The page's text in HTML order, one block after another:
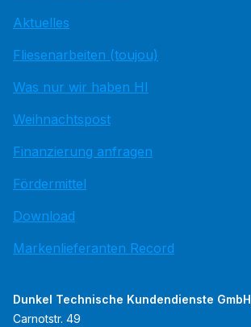
Aktuelles
Fliesenarbeiten (toujou)
Was nur wir haben HI
Weihnachtspost
Finanzierung anfragen
Fördermittel
Download
Markenlieferanten Record
Dunkel Technische Kundendienste GmbH
Carnotstr. 49